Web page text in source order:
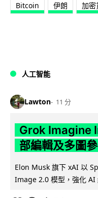
Bitcoin 伊朗 加密
人工智能
Lawton 11 分
Grok Imagine
部編輯及多圖
Elon Musk 旗下 xAI 以
Image 2.0 模型，強化 AI